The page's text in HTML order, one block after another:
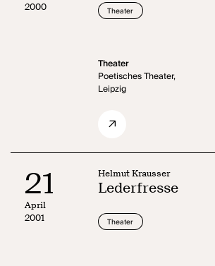
2000
Theater
Theater
Poetisches Theater,
Leipzig
21
April
2001
Helmut Krausser
Lederfresse
Theater